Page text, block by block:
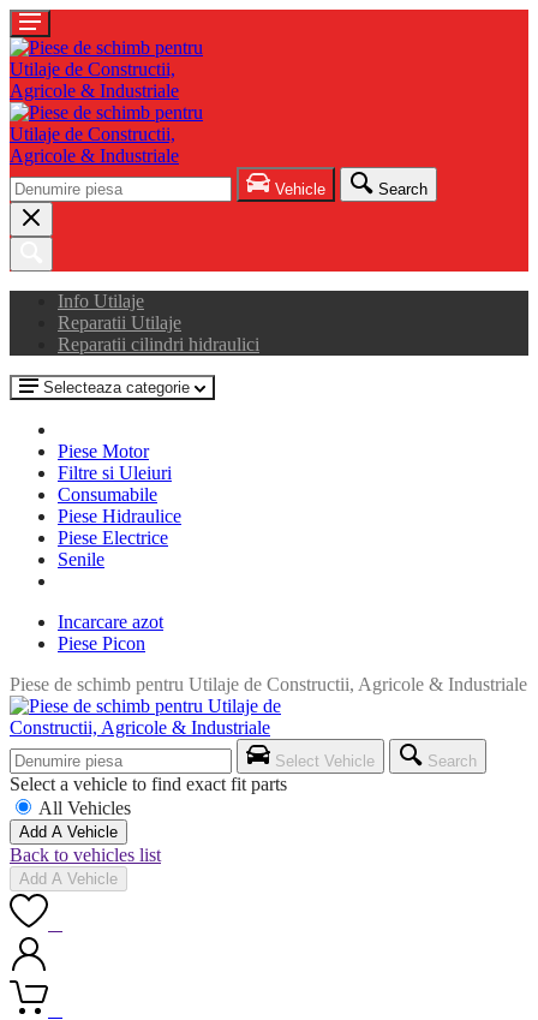
Vehicle Search
Info Utilaje
Reparatii Utilaje
Reparatii cilindri hidraulici
Selecteaza categorie
Piese Motor
Filtre si Uleiuri
Consumabile
Piese Hidraulice
Piese Electrice
Senile
Incarcare azot
Piese Picon
Piese de schimb pentru Utilaje de Constructii, Agricole & Industriale
Select Vehicle Search
Select a vehicle to find exact fit parts
All Vehicles
Add A Vehicle
Back to vehicles list
Add A Vehicle